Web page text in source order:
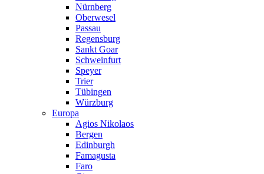
Nürnberg
Oberwesel
Passau
Regensburg
Sankt Goar
Schweinfurt
Speyer
Trier
Tübingen
Würzburg
Europa
Agios Nikolaos
Bergen
Edinburgh
Famagusta
Faro